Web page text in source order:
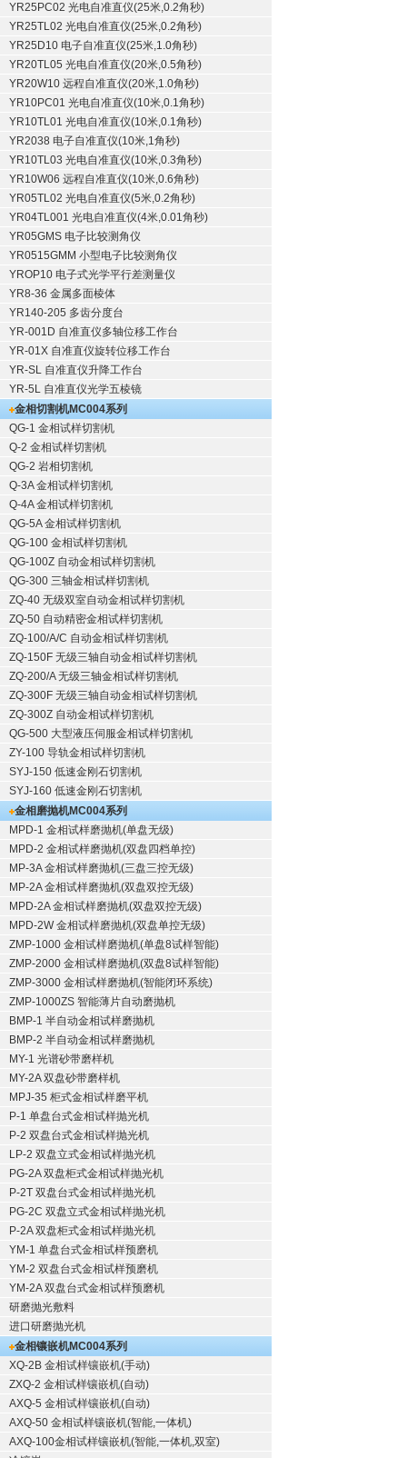
YR25PC02 光电自准直仪(25米,0.2角秒)
YR25TL02 光电自准直仪(25米,0.2角秒)
YR25D10 电子自准直仪(25米,1.0角秒)
YR20TL05 光电自准直仪(20米,0.5角秒)
YR20W10 远程自准直仪(20米,1.0角秒)
YR10PC01 光电自准直仪(10米,0.1角秒)
YR10TL01 光电自准直仪(10米,0.1角秒)
YR2038 电子自准直仪(10米,1角秒)
YR10TL03 光电自准直仪(10米,0.3角秒)
YR10W06 远程自准直仪(10米,0.6角秒)
YR05TL02 光电自准直仪(5米,0.2角秒)
YR04TL001 光电自准直仪(4米,0.01角秒)
YR05GMS 电子比较测角仪
YR0515GMM 小型电子比较测角仪
YROP10 电子式光学平行差测量仪
YR8-36 金属多面棱体
YR140-205 多齿分度台
YR-001D 自准直仪多轴位移工作台
YR-01X 自准直仪旋转位移工作台
YR-SL 自准直仪升降工作台
YR-5L 自准直仪光学五棱镜
金相切割机MC004系列
QG-1 金相试样切割机
Q-2 金相试样切割机
QG-2 岩相切割机
Q-3A 金相试样切割机
Q-4A 金相试样切割机
QG-5A 金相试样切割机
QG-100 金相试样切割机
QG-100Z 自动金相试样切割机
QG-300 三轴金相试样切割机
ZQ-40 无级双室自动金相试样切割机
ZQ-50 自动精密金相试样切割机
ZQ-100/A/C 自动金相试样切割机
ZQ-150F 无级三轴自动金相试样切割机
ZQ-200/A 无级三轴金相试样切割机
ZQ-300F 无级三轴自动金相试样切割机
ZQ-300Z 自动金相试样切割机
QG-500 大型液压伺服金相试样切割机
ZY-100 导轨金相试样切割机
SYJ-150 低速金刚石切割机
SYJ-160 低速金刚石切割机
金相磨抛机MC004系列
MPD-1 金相试样磨抛机(单盘无级)
MPD-2 金相试样磨抛机(双盘四档单控)
MP-3A 金相试样磨抛机(三盘三控无级)
MP-2A 金相试样磨抛机(双盘双控无级)
MPD-2A 金相试样磨抛机(双盘双控无级)
MPD-2W 金相试样磨抛机(双盘单控无级)
ZMP-1000 金相试样磨抛机(单盘8试样智能)
ZMP-2000 金相试样磨抛机(双盘8试样智能)
ZMP-3000 金相试样磨抛机(智能闭环系统)
ZMP-1000ZS 智能薄片自动磨抛机
BMP-1 半自动金相试样磨抛机
BMP-2 半自动金相试样磨抛机
MY-1 光谱砂带磨样机
MY-2A 双盘砂带磨样机
MPJ-35 柜式金相试样磨平机
P-1 单盘台式金相试样抛光机
P-2 双盘台式金相试样抛光机
LP-2 双盘立式金相试样抛光机
PG-2A 双盘柜式金相试样抛光机
P-2T 双盘台式金相试样抛光机
PG-2C 双盘立式金相试样抛光机
P-2A 双盘柜式金相试样抛光机
YM-1 单盘台式金相试样预磨机
YM-2 双盘台式金相试样预磨机
YM-2A 双盘台式金相试样预磨机
研磨抛光敷料
进口研磨抛光机
金相镶嵌机MC004系列
XQ-2B 金相试样镶嵌机(手动)
ZXQ-2 金相试样镶嵌机(自动)
AXQ-5 金相试样镶嵌机(自动)
AXQ-50 金相试样镶嵌机(智能,一体机)
AXQ-100金相试样镶嵌机(智能,一体机,双室)